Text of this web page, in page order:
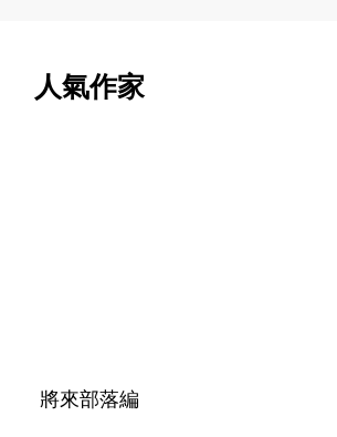
人氣作家
將來部落編